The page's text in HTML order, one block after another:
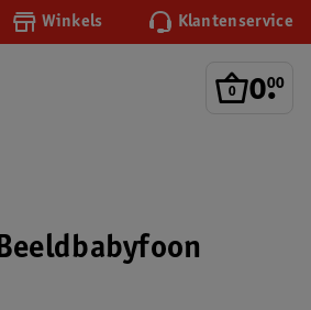
Winkels Klantenservice
0.
00